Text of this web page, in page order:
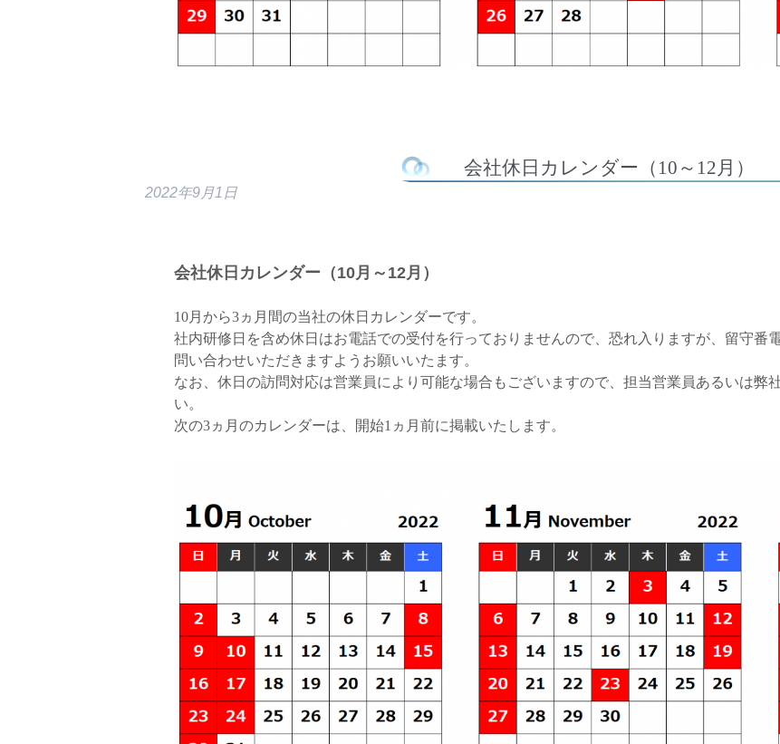
会社休日カレンダー（10～12月）
2022年9月1日
会社休日カレンダー（10月～12月）
10月から3ヵ月間の当社の休日カレンダーです。
社内研修日を含め休日はお電話での受付を行っておりませんので、恐れ入りますが、留守番
問い合わせいただきますようお願いいたます。
なお、休日の訪問対応は営業員により可能な場合もございますので、担当営業員あるいは弊
い。
次の3ヵ月のカレンダーは、開始1ヵ月前に掲載いたします。